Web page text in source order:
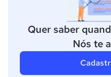
Quer saber
Nós te